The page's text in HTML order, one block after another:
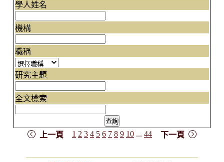
學人姓名
機構
職稱
研究主題
全文檢索
上一頁 1 2 3 4 5 6 7 8 9 10 ... 44 下一頁